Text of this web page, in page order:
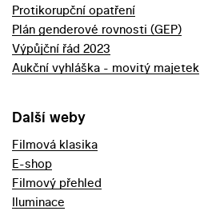
Protikorupční opatření
Plán genderové rovnosti (GEP)
Výpůjční řád 2023
Aukční vyhláška - movitý majetek
Další weby
Filmová klasika
E-shop
Filmový přehled
Iluminace